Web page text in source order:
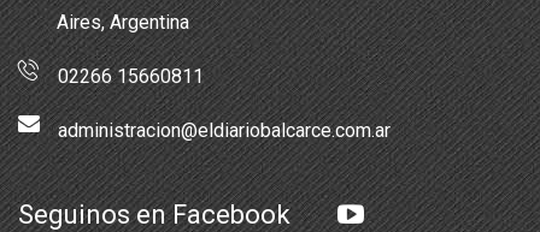
Aires, Argentina
02266 15660811
administracion@eldiariobalcarce.com.ar
Seguinos en Facebook